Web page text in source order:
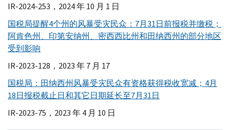
IR-2024-253，2024 年 10 月 1 日
国税局提醒4个州的风暴受灾民众：7月31日前报税并缴税；
阿肯色州、印第安纳州、密西西比州和田纳西州的部分地区
受到影响
IR-2023-128，2023 年 7 月 17
国税局：田纳西州风暴受灾民众有资格获得税收宽减；4月
18日报税截止日和其它日期延长至7月31日
IR-2023-75，2023 年 4 月 10 日